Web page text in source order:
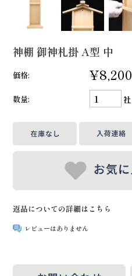
神棚 御神札掛 A型 中
価格: ¥8,200
数量:
社
返品についての詳細はこちら
レビューはありません